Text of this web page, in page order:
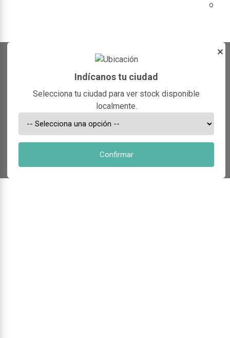
o
✕
Indícanos tu ciudad
Selecciona tu ciudad para ver stock disponible
localmente.
Confirmar